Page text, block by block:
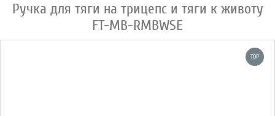
Ручка для тяги на трицепс и тяги к животу
FT-MB-RMBWSE
TOP